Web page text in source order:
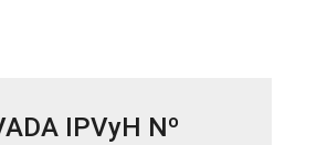
IPVyH Nº